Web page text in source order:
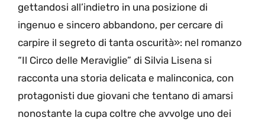
gettandosi all’indietro in una posizione di
ingenuo e sincero abbandono, per cercare di
carpire il segreto di tanta oscurità»: nel romanzo
“Il Circo delle Meraviglie” di Silvia Lisena si
racconta una storia delicata e malinconica, con
protagonisti due giovani che tentano di amarsi
nonostante la cupa coltre che avvolge uno dei